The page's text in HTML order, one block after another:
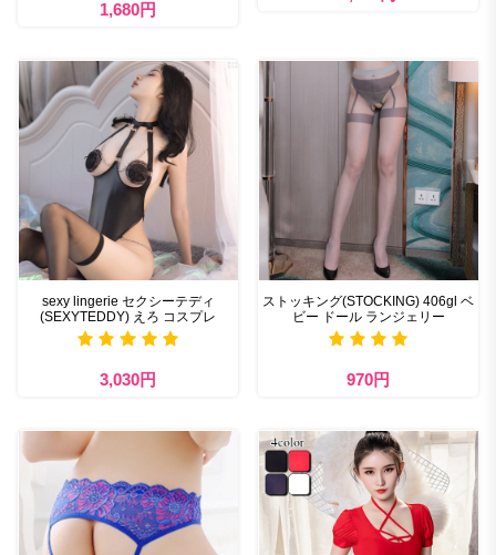
1,680円
sexy lingerie セクシーテディ
(SEXYTEDDY) えろ コスプレ
3,030円
ストッキング(STOCKING) 406gl ベ
ビー ドール ランジェリー
970円